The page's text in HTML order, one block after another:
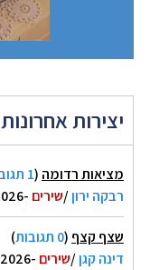
יצירות אחרונות
מציאות רדומה (1 תגובות
רבקה ירון/שירים -08/08/2026 16:24
שצף קצף (0 תגובות
)
דינה קגן/שירים -08/08/2026 14:11